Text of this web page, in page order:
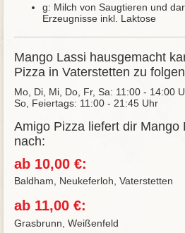
g: Milch von Saugtieren und
Erzeugnisse inkl. Laktose
Mango Lassi hausgemacht
Pizza in Vaterstetten zu
Mo, Di, Mi, Do, Fr, Sa: 11:00 - 14:00
So, Feiertags: 11:00 - 21:45 Uhr
Amigo Pizza liefert dir Mango
nach:
ab 10,00 €:
Baldham, Neukeferloh, Vaterstetten
ab 11,00 €:
Grasbrunn, Weißenfeld